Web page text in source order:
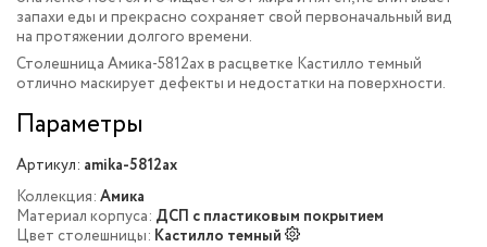
запахи еды и прекрасно сохраняет свой первоначальный вид
на протяжении долгого времени.
Столешница Амика-5812ax в расцветке Кастилло темный
отлично маскирует дефекты и недостатки на поверхности.
Параметры
Артикул: amika-5812ax
Коллекция: Амика
Материал корпуса: ДСП с пластиковым покрытием
Цвет столешницы: Кастилло темный